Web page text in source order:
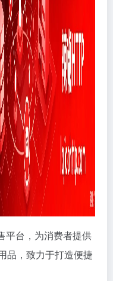
平台，为消费者提供
品，致力于打造便捷